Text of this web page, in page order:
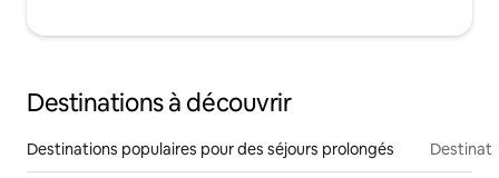
Destinations à découvrir
Destinations populaires pour des séjours prolongés